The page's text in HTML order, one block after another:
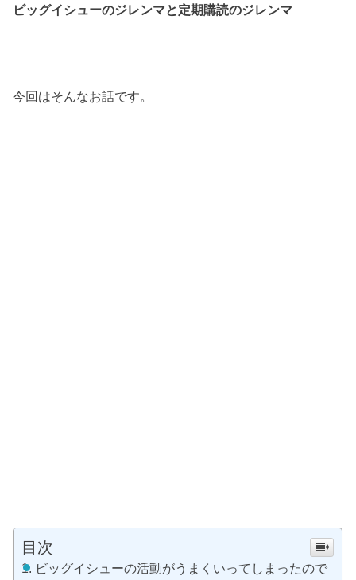
ビッグイシューのジレンマと定期購読のジレンマ
今回はそんなお話です。
目次
ビッグイシューの活動がうまくいってしまったので